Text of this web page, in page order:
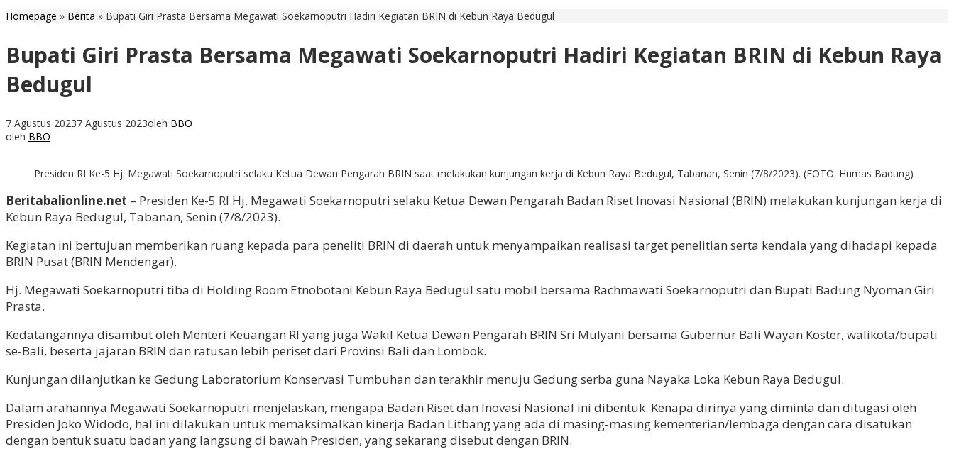
Homepage » Berita » Bupati Giri Prasta Bersama Megawati Soekarnoputri Hadiri Kegiatan BRIN di Kebun Raya Bedugul
Bupati Giri Prasta Bersama Megawati Soekarnoputri Hadiri Kegiatan BRIN di Kebun Raya
Bedugul
7 Agustus 20237 Agustus 2023oleh BBO
oleh BBO
Presiden RI Ke-5 Hj. Megawati Soekarnoputri selaku Ketua Dewan Pengarah BRIN saat melakukan kunjungan kerja di Kebun Raya Bedugul, Tabanan, Senin (7/8/2023). (FOTO: Humas Badung)
Beritabalionline.net – Presiden Ke-5 RI Hj. Megawati Soekarnoputri selaku Ketua Dewan Pengarah Badan Riset Inovasi Nasional (BRIN) melakukan kunjungan kerja di
Kebun Raya Bedugul, Tabanan, Senin (7/8/2023).
Kegiatan ini bertujuan memberikan ruang kepada para peneliti BRIN di daerah untuk menyampaikan realisasi target penelitian serta kendala yang dihadapi kepada
BRIN Pusat (BRIN Mendengar).
Hj. Megawati Soekarnoputri tiba di Holding Room Etnobotani Kebun Raya Bedugul satu mobil bersama Rachmawati Soekarnoputri dan Bupati Badung Nyoman Giri
Prasta.
Kedatangannya disambut oleh Menteri Keuangan RI yang juga Wakil Ketua Dewan Pengarah BRIN Sri Mulyani bersama Gubernur Bali Wayan Koster, walikota/bupati
se-Bali, beserta jajaran BRIN dan ratusan lebih periset dari Provinsi Bali dan Lombok.
Kunjungan dilanjutkan ke Gedung Laboratorium Konservasi Tumbuhan dan terakhir menuju Gedung serba guna Nayaka Loka Kebun Raya Bedugul.
Dalam arahannya Megawati Soekarnoputri menjelaskan, mengapa Badan Riset dan Inovasi Nasional ini dibentuk. Kenapa dirinya yang diminta dan ditugasi oleh
Presiden Joko Widodo, hal ini dilakukan untuk memaksimalkan kinerja Badan Litbang yang ada di masing-masing kementerian/lembaga dengan cara disatukan
dengan bentuk suatu badan yang langsung di bawah Presiden, yang sekarang disebut dengan BRIN.